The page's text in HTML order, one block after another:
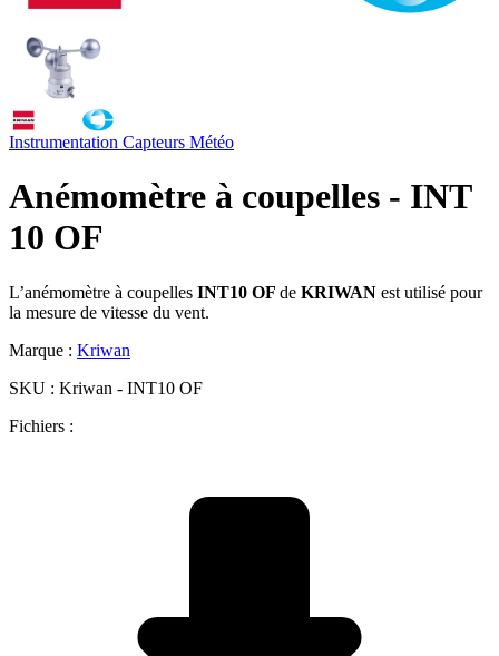
Instrumentation Capteurs Météo
Anémomètre à coupelles - INT
10 OF
L’anémomètre à coupelles INT10 OF de KRIWAN est utilisé pour
la mesure de vitesse du vent.
Marque : Kriwan
SKU : Kriwan - INT10 OF
Fichiers :